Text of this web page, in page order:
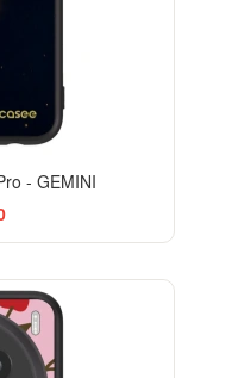
- GEMINI